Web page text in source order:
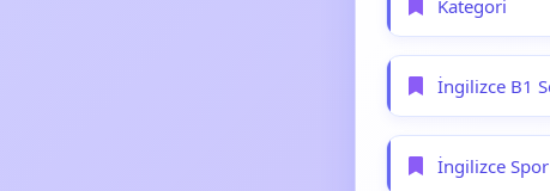
Kategori
İngilizce B1
İngilizce